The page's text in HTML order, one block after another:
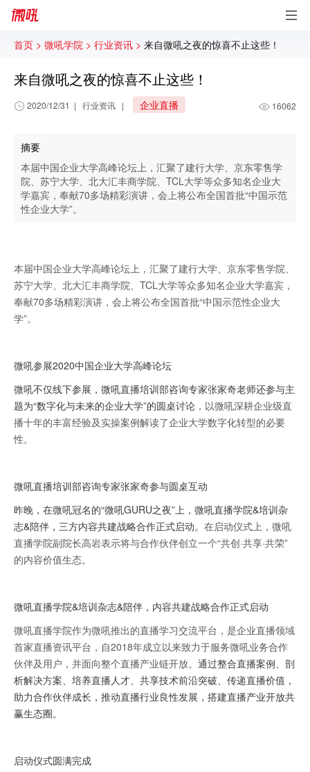
首页 > 微吼学院 > 行业资讯 > 来自微吼之夜的惊喜不止这些！
来自微吼之夜的惊喜不止这些！
2020/12/31 | 行业资讯 | 企业直播 16062
摘要
本届中国企业大学高峰论坛上，汇聚了建行大学、京东零售学
院、苏宁大学、北大汇丰商学院、TCL大学等众多知名企业大
学嘉宾，奉献70多场精彩演讲，会上将公布全国首批“中国示范
性企业大学”。
本届中国企业大学高峰论坛上，汇聚了建行大学、京东零售学院、
苏宁大学、北大汇丰商学院、TCL大学等众多知名企业大学嘉宾，
奉献70多场精彩演讲，会上将公布全国首批“中国示范性企业大
学”。
微吼参展2020中国企业大学高峰论坛
微吼不仅线下参展，微吼直播培训部咨询专家张家奇老师还参与主
题为“数字化与未来的企业大学”的圆桌讨论 ，以微吼深耕企业级直
播十年的丰富经验及实操案例解读了企业大学数字化转型的必要
性。
微吼直播培训部咨询专家张家奇参与圆桌互动
昨晚，在微吼冠名的“微吼GURU之夜”上，微吼直播学院&培训杂
志&陪伴，三方内容共建战略合作正式启动。 在启动仪式上，微吼
直播学院副院长高岩表示将与合作伙伴创立一个“共创·共享·共荣”
的内容价值生态。
微吼直播学院&培训杂志&陪伴，内容共建战略合作正式启动
微吼直播学院作为微吼推出的直播学习交流平台，是企业直播领域
首家直播资讯平台，自2018年成立以来致力于服务微吼业务合作
伙伴及用户，并面向整个直播产业链开放。 通过整合直播案例、剖
析解决方案、培养直播人才、共享技术前沿突破、传递直播价值，
助力合作伙伴成长，推动直播行业良性发展，搭建直播产业开放共
赢生态圈。
启动仪式圆满完成